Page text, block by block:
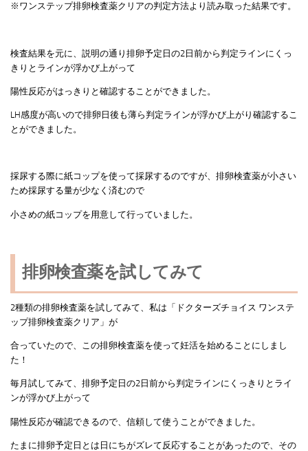
※ワンステップ排卵検査薬クリアの判定方法より読み取った結果です。
検査結果を元に、説明の通り排卵予定日の2日前から判定ラインにくっ
きりとラインが浮かび上がって
陽性反応がはっきりと確認することができました。
LH感度が高いので排卵日後も薄ら判定ラインが浮かび上がり確認するこ
とができました。
採尿する際に紙コップを使って採尿するのですが、排卵検査薬が小さい
ため採尿する量が少なく済むので
小さめの紙コップを用意して行っていました。
排卵検査薬を試してみて
2種類の排卵検査薬を試してみて、私は「ドクターズチョイス ワンステ
ップ排卵検査薬クリア」が
合っていたので、この排卵検査薬を使って妊活を始めることにしまし
た！
毎月試してみて、排卵予定日の2日前から判定ラインにくっきりとライ
ンが浮かび上がって
陽性反応が確認できるので、信頼して使うことができました。
たまに排卵予定日とは日にちがズレて反応することがあったので、その